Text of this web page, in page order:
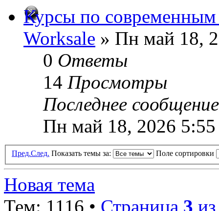
Курсы по
Worksale » Пн май 18,
0 Ответы
14 Просмотры
Последнее
Пн май 18, 2026 5:55
Пред.След. Показать темы за: Поле сортировки
Новая тема
Тем: 1116 • Страница 3